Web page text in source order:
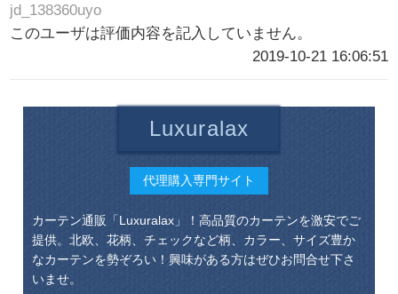
jd_138360uyo
このユーザは評価内容を記入していません。
2019-10-21 16:06:51
Luxuralax
代理購入専門サイト
カーテン通販「Luxuralax」！高品質のカーテンを激安でご
提供。北欧、花柄、チェックなど柄、カラー、サイズ豊か
なカーテンを勢ぞろい！興味がある方はぜひお問合せ下さ
いませ。